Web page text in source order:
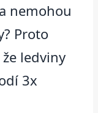
nemohou
Proto
ledviny
3x